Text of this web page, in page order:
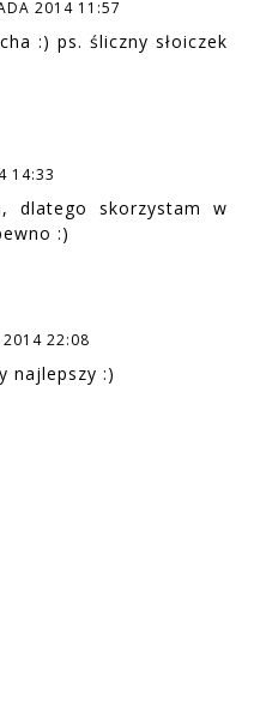
2014 11:57
:) ps. śliczny słoiczek
14:33
dlatego skorzystam w
:)
2014 22:08
najlepszy :)